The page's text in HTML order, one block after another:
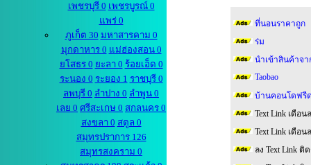
เพชรบุรี 0 เพชรบูรณ์ 0
แพร่ 0
ภูเก็ต 30 มหาสารคาม 0
มุกดาหาร 0 แม่ฮ่องสอน 0
ยโสธร 0 ยะลา 0 ร้อยเอ็ด 0
ระนอง 0 ระยอง 1 ราชบุรี 0
ลพบุรี 0 ลำปาง 0 ลำพูน 0
เลย 0 ศรีสะเกษ 0 สกลนคร 0
สงขลา 0 สตูล 0
สมุทรปราการ 126
สมุทรสงคราม 0
ที่นอนราคาถูก
ร่ม
นำเข้าสินค้าจา
Taobao
บ้านคอนโดฟรี
Text Link เดือน
Text Link เดือน
ลง Text Link ติด